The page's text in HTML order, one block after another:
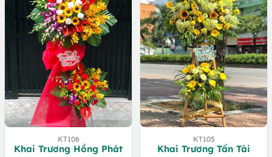
KT106
Khai Trương Hồng Phát
KT105
Khai Trương Tấn Tài